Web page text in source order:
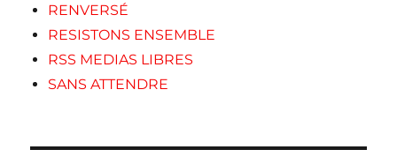
RENVERSÉ
RESISTONS ENSEMBLE
RSS MEDIAS LIBRES
SANS ATTENDRE